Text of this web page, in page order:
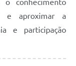
o conhecimento
e aproximar a
e participação